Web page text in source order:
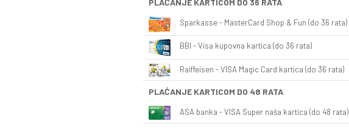
Sparkasse - MasterCard Shop & Fun (do 36 rata)
BBI - Visa kupovna kartica (do 36 rata)
Raiffeisen - VISA Magic Card kartica (do 36 rata)
PLAĆANJE KARTICOM DO 48 RATA
ASA banka - VISA Super naša kartica (do 48 rata)